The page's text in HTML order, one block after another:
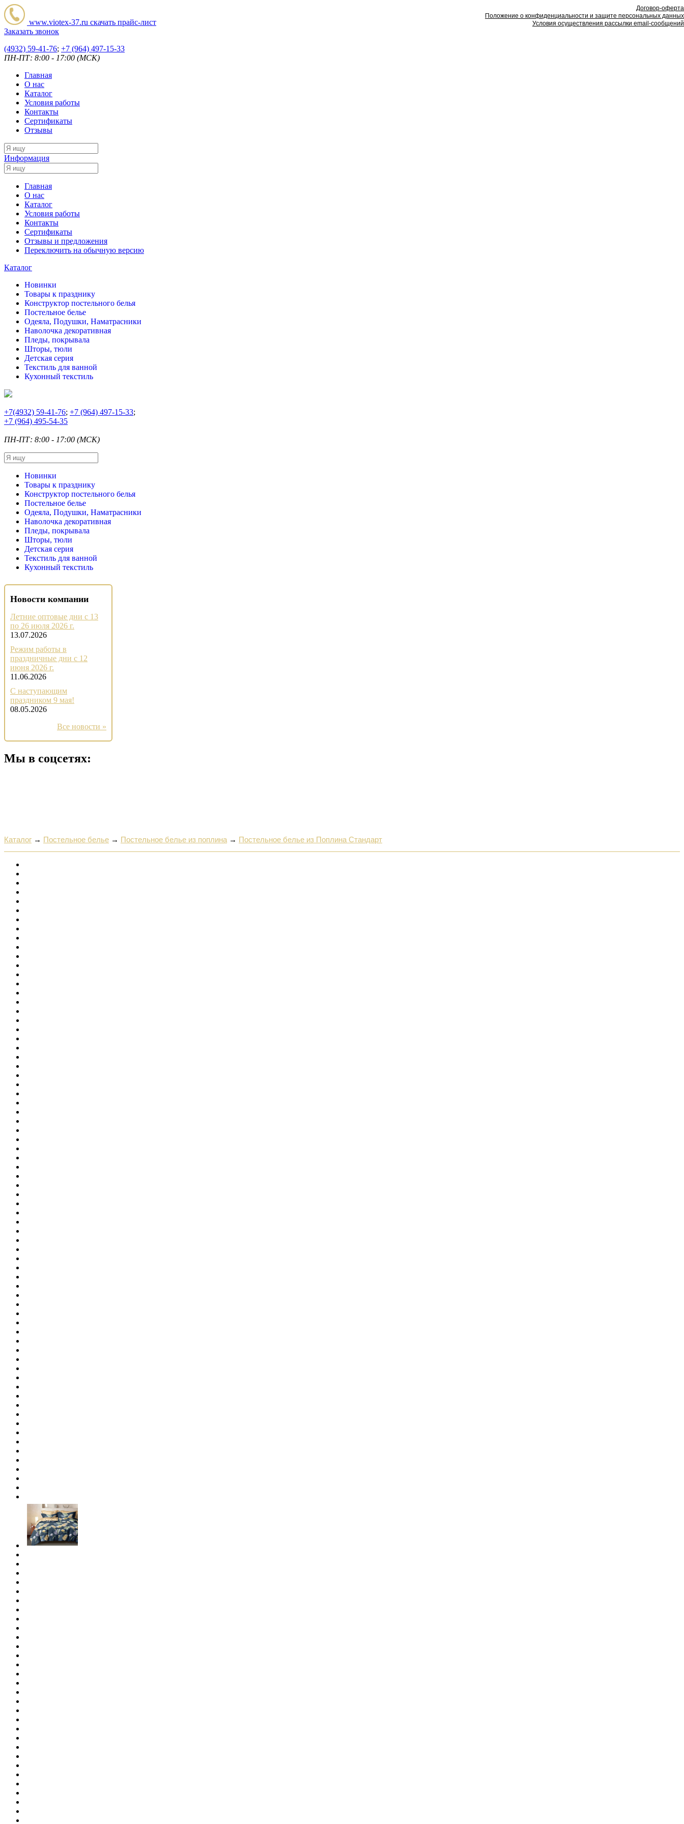
www.viotex-37.ru скачать прайс-лист
Заказать звонок
(4932) 59-41-76; +7 (964) 497-15-33
ПН-ПТ: 8:00 - 17:00 (МСК)
Главная
О нас
Каталог
Условия работы
Контакты
Сертификаты
Отзывы
Информация
Главная
О нас
Каталог
Условия работы
Контакты
Сертификаты
Отзывы и предложения
Переключить на обычную версию
Каталог
Новинки
Товары к празднику
Конструктор постельного белья
Постельное белье
Одеяла, Подушки, Наматрасники
Наволочка декоративная
Пледы, покрывала
Шторы, тюли
Детская серия
Текстиль для ванной
Кухонный текстиль
+7(4932) 59-41-76; +7 (964) 497-15-33;
+7 (964) 495-54-35
ПН-ПТ: 8:00 - 17:00 (МСК)
Новинки
Товары к празднику
Конструктор постельного белья
Постельное белье
Одеяла, Подушки, Наматрасники
Наволочка декоративная
Пледы, покрывала
Шторы, тюли
Детская серия
Текстиль для ванной
Кухонный текстиль
Новости компании
Летние оптовые дни с 13
по 26 июля 2026 г.
13.07.2026
Режим работы в
праздничные дни с 12
июня 2026 г.
11.06.2026
С наступающим
праздником 9 мая!
08.05.2026
Все новости »
Мы в соцсетях:
Каталог → Постельное белье → Постельное белье из поплина → Постельное белье из Поплина Стандарт
Договор-оферта
Положение о конфиденциальности и защите персональных данных
Условия осуществления рассылки email-сообщений